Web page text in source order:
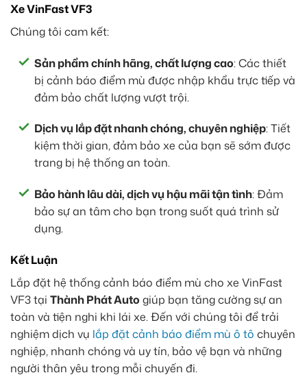
Xe VinFast VF3
Chúng tôi cam kết:
Sản phẩm chính hãng, chất lượng cao: Các thiết
bị cảnh báo điểm mù được nhập khẩu trực tiếp và
đảm bảo chất lượng vượt trội.
Dịch vụ lắp đặt nhanh chóng, chuyên nghiệp: Tiết
kiệm thời gian, đảm bảo xe của bạn sẽ sớm được
trang bị hệ thống an toàn.
Bảo hành lâu dài, dịch vụ hậu mãi tận tình: Đảm
bảo sự an tâm cho bạn trong suốt quá trình sử
dụng.
Kết Luận
Lắp đặt hệ thống cảnh báo điểm mù cho xe VinFast
VF3 tại Thành Phát Auto giúp bạn tăng cường sự an
toàn và tiện nghi khi lái xe. Đến với chúng tôi để trải
nghiệm dịch vụ lắp đặt cảnh báo điểm mù ô tô chuyên
nghiệp, nhanh chóng và uy tín, bảo vệ bạn và những
người thân yêu trong mỗi chuyến đi.